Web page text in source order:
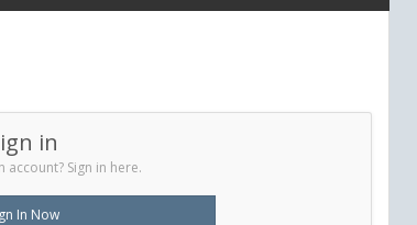
in
account? Sign in here.
In Now